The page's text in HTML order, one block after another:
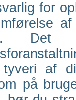
for
af
på